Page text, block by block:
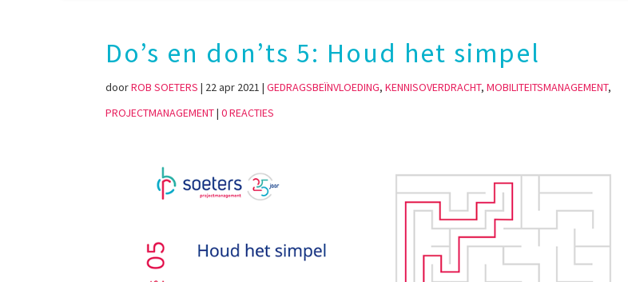
Do’s en don’ts 5: Houd het simpel
doorROB SOETERS | 22 apr 2021 | GEDRAGSBEÏNVLOEDING, KENNISOVERDRACHT, MOBILITEITSMANAGEMENT,
PROJECTMANAGEMENT| 0 REACTIES